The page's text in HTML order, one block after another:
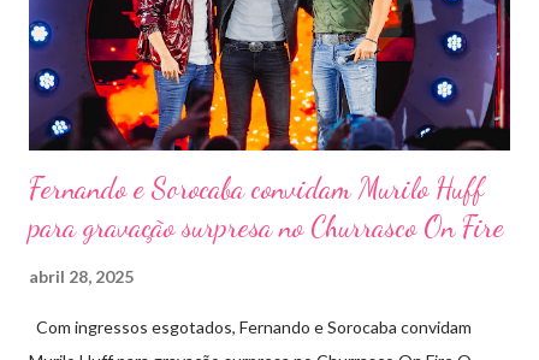
Pontal Rodeo Music reforça mais uma vez seu compromisso
social: os ingressos poderão ser trocados por 1 kg de alimento
não perecível. Toda a arr...
Fernando e Sorocaba convidam Murilo Huff
para gravação surpresa no Churrasco On Fire
abril 28, 2025
Com ingressos esgotados, Fernando e Sorocaba convidam